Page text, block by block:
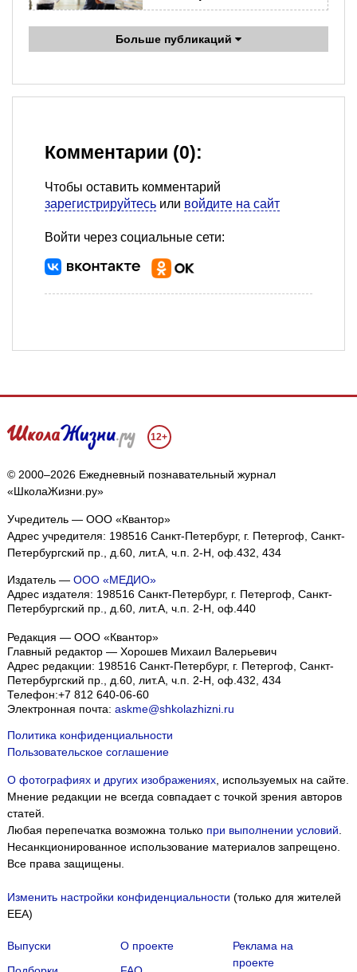
Больше публикаций
Комментарии (0):
Чтобы оставить комментарий
зарегистрируйтесь или войдите на сайт
Войти через социальные сети:
12+
© 2000–2026 Ежедневный познавательный журнал
«ШколаЖизни.ру»
Учредитель — ООО «Квантор»
Адрес учредителя: 198516 Санкт-Петербург, г. Петергоф, Санкт-
Петербургский пр., д.60, лит.А, ч.п. 2-Н, оф.432, 434
Издатель — ООО «МЕДИО»
Адрес издателя: 198516 Санкт-Петербург, г. Петергоф, Санкт-
Петербургский пр., д.60, лит.А, ч.п. 2-Н, оф.440
Редакция — ООО «Квантор»
Главный редактор — Хорошев Михаил Валерьевич
Адрес редакции: 198516 Санкт-Петербург, г. Петергоф Санкт-
Петербургский пр., д.60, лит.А, ч.п. 2-Н, оф.432, 434
Телефон:+7 812 640-06-60
Электронная почта: askme@shkolazhizni.ru
Политика конфиденциальности
Пользовательское соглашение
О фотографиях и других изображениях, используемых на сайте.
Мнение редакции не всегда совпадает с точкой зрения авторов
статей.
Любая перепечатка возможна только при выполнении условий
Несанкционированное использование материалов запрещено.
Все права защищены.
Изменить настройки конфиденциальности (только для жителей
EEA)
Выпуски
О проекте
Реклама на
проекте